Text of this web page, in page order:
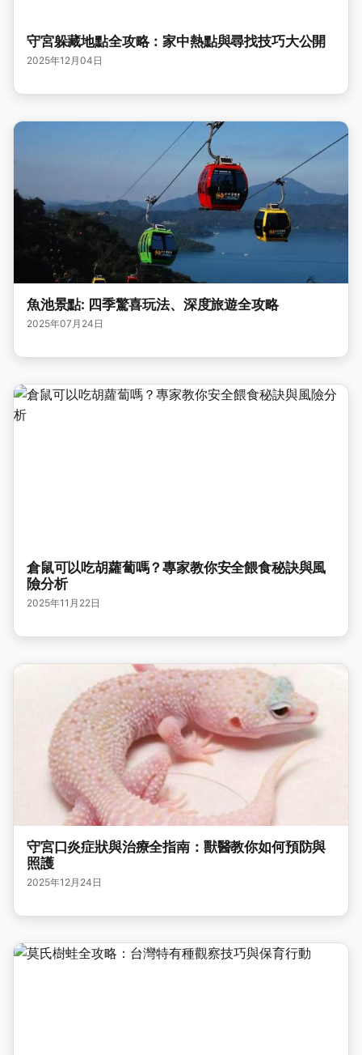
守宮躲藏地點全攻略：家中熱點與尋找技巧大公開
2025年12月04日
魚池景點: 四季驚喜玩法、深度旅遊全攻略
2025年07月24日
倉鼠可以吃胡蘿蔔嗎？專家教你安全餵食秘訣與風
險分析
2025年11月22日
守宮口炎症狀與治療全指南：獸醫教你如何預防與
照護
2025年12月24日